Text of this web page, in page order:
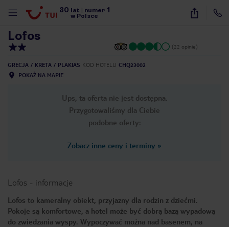
30 lat numer 1
w Polsce
22
Lofos
(22 opinie)
GRECJA KRETA PLAKIAS KOD HOTELU CHQ23002
POKAŻ NA MAPIE
Ups, ta oferta nie jest dostępna.
Przygotowaliśmy dla Ciebie
podobne oferty:
Zobacz inne ceny i terminy »
Lofos - informacje
Lofos to kameralny obiekt, przyjazny dla rodzin z dziećmi.
Pokoje są komfortowe, a hotel może być dobrą bazą wypadową
do zwiedzania wyspy. Wypoczywać można nad basenem, na